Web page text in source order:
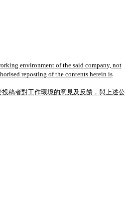
environment of the said company, not
reposting of the contents herein is
稿者對工作環境的意見及反饋，與上述公